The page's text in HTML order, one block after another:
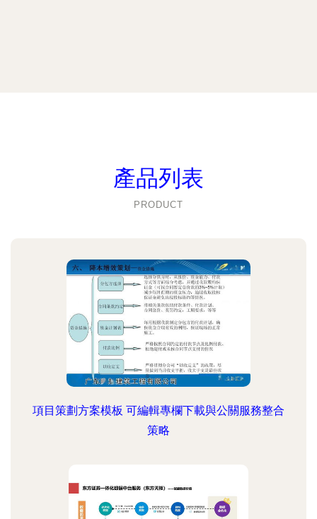
產品列表
PRODUCT
項目策劃方案模板 可編輯專欄下載與公關服務整合
策略